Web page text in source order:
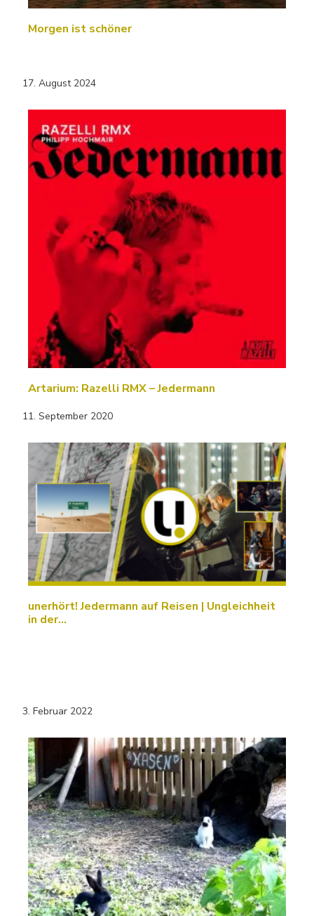
Morgen ist schöner
17. August 2024
Artarium: Razelli RMX – Jedermann
11. September 2020
unerhört! Jedermann auf Reisen | Ungleichheit
in der…
3. Februar 2022